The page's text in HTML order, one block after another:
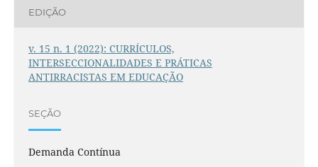
EDIÇÃO
v. 15 n. 1 (2022): CURRÍCULOS,
INTERSECCIONALIDADES E PRÁTICAS
ANTIRRACISTAS EM EDUCAÇÃO
SEÇÃO
Demanda Contínua